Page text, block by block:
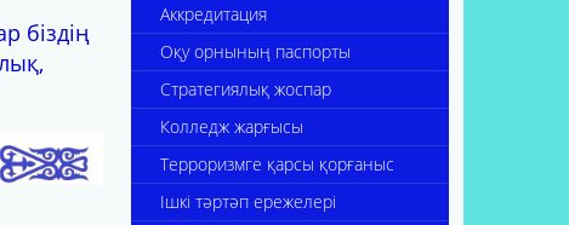
біздің
Аккредитация
Оқу орнының паспорты
Стратегиялық жоспар
Колледж жарғысы
Терроризмге қарсы қорғаныс
Ішкі тәртәп ережелері